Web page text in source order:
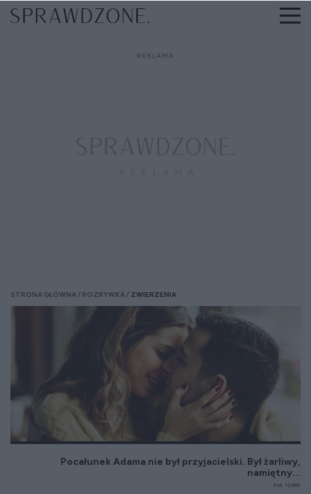
STRONA GŁÓWNA ROZRYWKA ZWIERZENIA
Pocałunek Adama nie był przyjacielski. Był żarliwy,
namiętny...
Fot. 123RF